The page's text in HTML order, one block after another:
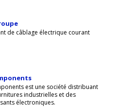
de câblage électrique courant
est une société distribuant
industrielles et des
électroniques.